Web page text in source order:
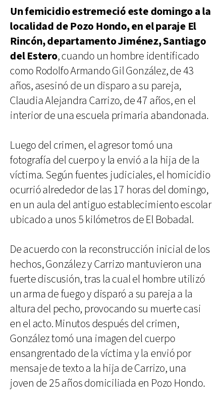
Un femicidio estremeció este domingo a la
localidad de Pozo Hondo, en el paraje El
Rincón, departamento Jiménez, Santiago
del Estero, cuando un hombre identificado
como Rodolfo Armando Gil González, de 43
años, asesinó de un disparo a su pareja,
Claudia Alejandra Carrizo, de 47 años, en el
interior de una escuela primaria abandonada.
Luego del crimen, el agresor tomó una
fotografía del cuerpo y la envió a la hija de la
víctima. Según fuentes judiciales, el homicidio
ocurrió alrededor de las 17 horas del domingo,
en un aula del antiguo establecimiento escolar
ubicado a unos 5 kilómetros de El Bobadal.
De acuerdo con la reconstrucción inicial de los
hechos, González y Carrizo mantuvieron una
fuerte discusión, tras la cual el hombre utilizó
un arma de fuego y disparó a su pareja a la
altura del pecho, provocando su muerte casi
en el acto. Minutos después del crimen,
González tomó una imagen del cuerpo
ensangrentado de la víctima y la envió por
mensaje de texto a la hija de Carrizo, una
joven de 25 años domiciliada en Pozo Hondo.